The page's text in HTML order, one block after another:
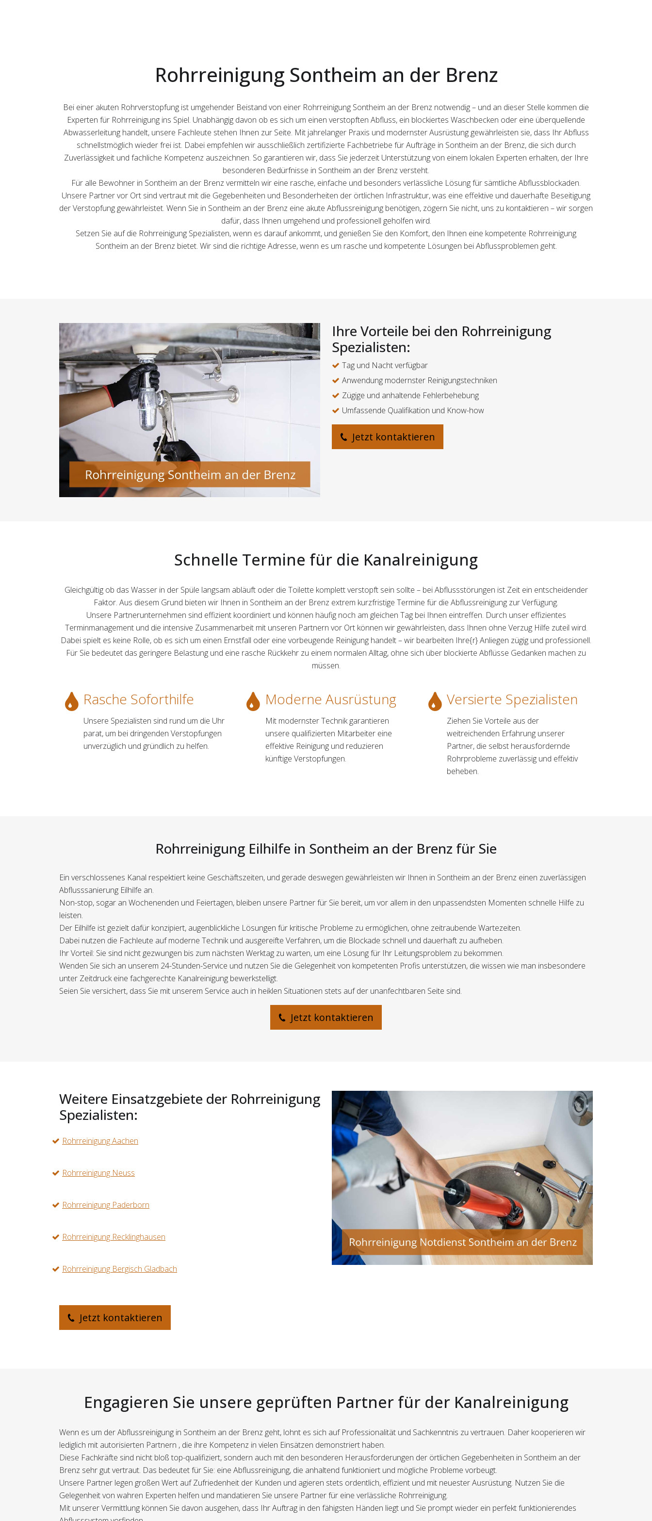
Rohrreinigung Sontheim an der Brenz
Bei einer akuten Rohrverstopfung ist umgehender Beistand von einer Rohrreinigung Sontheim an der Brenz notwendig – und an dieser Stelle kommen die
Experten für Rohrreinigung ins Spiel. Unabhängig davon ob es sich um einen verstopften Abfluss, ein blockiertes Waschbecken oder eine überquellende
Abwasserleitung handelt, unsere Fachleute stehen Ihnen zur Seite. Mit jahrelanger Praxis und modernster Ausrüstung gewährleisten sie, dass Ihr Abfluss
schnellstmöglich wieder frei ist. Dabei empfehlen wir ausschließlich zertifizierte Fachbetriebe für Aufträge in Sontheim an der Brenz, die sich durch
Zuverlässigkeit und fachliche Kompetenz auszeichnen. So garantieren wir, dass Sie jederzeit Unterstützung von einem lokalen Experten erhalten, der Ihre
besonderen Bedürfnisse in Sontheim an der Brenz versteht.
Für alle Bewohner in Sontheim an der Brenz vermitteln wir eine rasche, einfache und besonders verlässliche Lösung für sämtliche Abflussblockaden.
Unsere Partner vor Ort sind vertraut mit die Gegebenheiten und Besonderheiten der örtlichen Infrastruktur, was eine effektive und dauerhafte Beseitigung
der Verstopfung gewährleistet. Wenn Sie in Sontheim an der Brenz eine akute Abflussreinigung benötigen, zögern Sie nicht, uns zu kontaktieren – wir sorgen
dafür, dass Ihnen umgehend und professionell geholfen wird.
Setzen Sie auf die Rohrreinigung Spezialisten, wenn es darauf ankommt, und genießen Sie den Komfort, den Ihnen eine kompetente Rohrreinigung
Sontheim an der Brenz bietet. Wir sind die richtige Adresse, wenn es um rasche und kompetente Lösungen bei Abflussproblemen geht.
Ihre Vorteile bei den Rohrreinigung
Spezialisten:
Tag und Nacht verfügbar
Anwendung modernster Reinigungstechniken
Zügige und anhaltende Fehlerbehebung
Umfassende Qualifikation und Know-how
Jetzt kontaktieren
Schnelle Termine für die Kanalreinigung
Gleichgültig ob das Wasser in der Spüle langsam abläuft oder die Toilette komplett verstopft sein sollte – bei Abflussstörungen ist Zeit ein entscheidender
Faktor. Aus diesem Grund bieten wir Ihnen in Sontheim an der Brenz extrem kurzfristige Termine für die Abflussreinigung zur Verfügung.
Unsere Partnerunternehmen sind effizient koordiniert und können häufig noch am gleichen Tag bei Ihnen eintreffen. Durch unser effizientes
Terminmanagement und die intensive Zusammenarbeit mit unseren Partnern vor Ort können wir gewährleisten, dass Ihnen ohne Verzug Hilfe zuteil wird.
Dabei spielt es keine Rolle, ob es sich um einen Ernstfall oder eine vorbeugende Reinigung handelt – wir bearbeiten Ihre{r} Anliegen zügig und professionell.
Für Sie bedeutet das geringere Belastung und eine rasche Rückkehr zu einem normalen Alltag, ohne sich über blockierte Abflüsse Gedanken machen zu
müssen.
Rasche Soforthilfe
Unsere Spezialisten sind rund um die Uhr
parat, um bei dringenden Verstopfungen
unverzüglich und gründlich zu helfen.
Moderne Ausrüstung
Mit modernster Technik garantieren
unsere qualifizierten Mitarbeiter eine
effektive Reinigung und reduzieren
künftige Verstopfungen.
Versierte Spezialisten
Ziehen Sie Vorteile aus der
weitreichenden Erfahrung unserer
Partner, die selbst herausfordernde
Rohrprobleme zuverlässig und effektiv
beheben.
Rohrreinigung Eilhilfe in Sontheim an der Brenz für Sie
Ein verschlossenes Kanal respektiert keine Geschäftszeiten, und gerade deswegen gewährleisten wir Ihnen in Sontheim an der Brenz einen zuverlässigen
Abflusssanierung Eilhilfe an.
Non-stop, sogar an Wochenenden und Feiertagen, bleiben unsere Partner für Sie bereit, um vor allem in den unpassendsten Momenten schnelle Hilfe zu
leisten.
Der Eilhilfe ist gezielt dafür konzipiert, augenblickliche Lösungen für kritische Probleme zu ermöglichen, ohne zeitraubende Wartezeiten.
Dabei nutzen die Fachleute auf moderne Technik und ausgereifte Verfahren, um die Blockade schnell und dauerhaft zu aufheben.
Ihr Vorteil: Sie sind nicht gezwungen bis zum nächsten Werktag zu warten, um eine Lösung für Ihr Leitungsproblem zu bekommen.
Wenden Sie sich an unserem 24-Stunden-Service und nutzen Sie die Gelegenheit von kompetenten Profis unterstützen, die wissen wie man insbesondere
unter Zeitdruck eine fachgerechte Kanalreinigung bewerkstelligt.
Seien Sie versichert, dass Sie mit unserem Service auch in heiklen Situationen stets auf der unanfechtbaren Seite sind.
Jetzt kontaktieren
Weitere Einsatzgebiete der Rohrreinigung
Spezialisten:
Rohrreinigung Aachen
Rohrreinigung Neuss
Rohrreinigung Paderborn
Rohrreinigung Recklinghausen
Rohrreinigung Bergisch Gladbach
Jetzt kontaktieren
Engagieren Sie unsere geprüften Partner für der Kanalreinigung
Wenn es um der Abflussreinigung in Sontheim an der Brenz geht, lohnt es sich auf Professionalität und Sachkenntnis zu vertrauen. Daher kooperieren wir
lediglich mit autorisierten Partnern , die ihre Kompetenz in vielen Einsätzen demonstriert haben.
Diese Fachkräfte sind nicht bloß top-qualifiziert, sondern auch mit den besonderen Herausforderungen der örtlichen Gegebenheiten in Sontheim an der
Brenz sehr gut vertraut. Das bedeutet für Sie: eine Abflussreinigung, die anhaltend funktioniert und mögliche Probleme vorbeugt.
Unsere Partner legen großen Wert auf Zufriedenheit der Kunden und agieren stets ordentlich, effizient und mit neuester Ausrüstung. Nutzen Sie die
Gelegenheit von wahren Experten helfen und mandatieren Sie unsere Partner für eine verlässliche Rohrreinigung.
Mit unserer Vermittlung können Sie davon ausgehen, dass Ihr Auftrag in den fähigsten Händen liegt und Sie prompt wieder ein perfekt funktionierendes